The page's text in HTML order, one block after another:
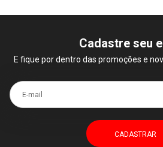
Cadastre seu
E fique por dentro das promoções e
E-mail